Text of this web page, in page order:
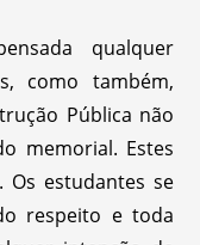
qualquer
como também,
Pública não
memorial. Estes
Os estudantes se
respeito e toda